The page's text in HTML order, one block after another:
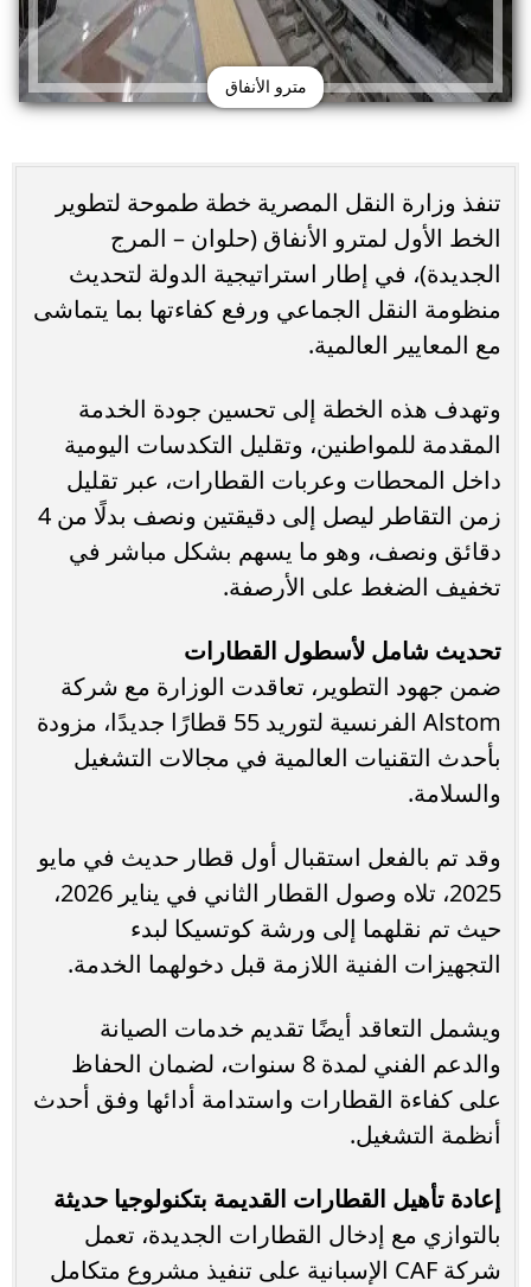
مترو الأنفاق
تنفذ وزارة النقل المصرية خطة طموحة لتطوير
الخط الأول لمترو الأنفاق (حلوان – المرج
الجديدة)، في إطار استراتيجية الدولة لتحديث
منظومة النقل الجماعي ورفع كفاءتها بما يتماشى
مع المعايير العالمية.
وتهدف هذه الخطة إلى تحسين جودة الخدمة
المقدمة للمواطنين، وتقليل التكدسات اليومية
داخل المحطات وعربات القطارات، عبر تقليل
زمن التقاطر ليصل إلى دقيقتين ونصف بدلًا من 4
دقائق ونصف، وهو ما يسهم بشكل مباشر في
تخفيف الضغط على الأرصفة.
تحديث شامل لأسطول القطارات
ضمن جهود التطوير، تعاقدت الوزارة مع شركة
Alstom الفرنسية لتوريد 55 قطارًا جديدًا، مزودة
بأحدث التقنيات العالمية في مجالات التشغيل
والسلامة.
وقد تم بالفعل استقبال أول قطار حديث في مايو
2025، تلاه وصول القطار الثاني في يناير 2026،
حيث تم نقلهما إلى ورشة كوتسيكا لبدء
التجهيزات الفنية اللازمة قبل دخولهما الخدمة.
ويشمل التعاقد أيضًا تقديم خدمات الصيانة
والدعم الفني لمدة 8 سنوات، لضمان الحفاظ
على كفاءة القطارات واستدامة أدائها وفق أحدث
أنظمة التشغيل.
إعادة تأهيل القطارات القديمة بتكنولوجيا حديثة
بالتوازي مع إدخال القطارات الجديدة، تعمل
شركة CAF الإسبانية على تنفيذ مشروع متكامل